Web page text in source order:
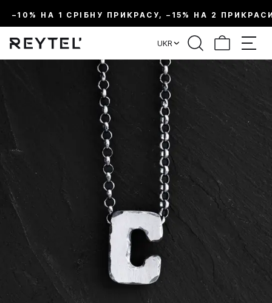
–10% НА 1 СРІБНУ ПРИКРАСУ, –15% НА 2
UKR